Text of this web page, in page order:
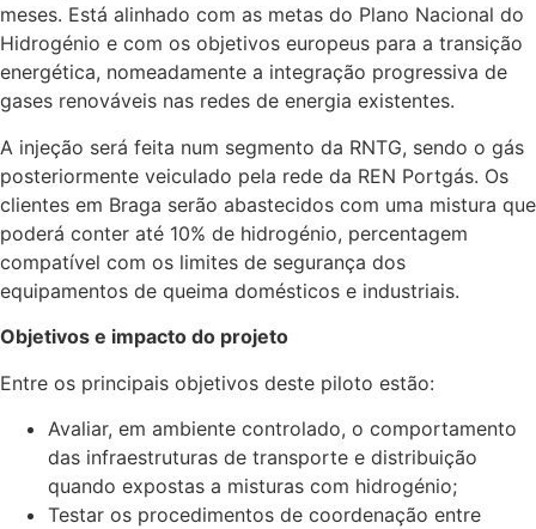
meses. Está alinhado com as metas do Plano Nacional do
Hidrogénio e com os objetivos europeus para a transição
energética, nomeadamente a integração progressiva de
gases renováveis nas redes de energia existentes.
A injeção será feita num segmento da RNTG, sendo o gás
posteriormente veiculado pela rede da REN Portgás. Os
clientes em Braga serão abastecidos com uma mistura que
poderá conter até 10% de hidrogénio, percentagem
compatível com os limites de segurança dos
equipamentos de queima domésticos e industriais.
Objetivos e impacto do projeto
Entre os principais objetivos deste piloto estão:
Avaliar, em ambiente controlado, o comportamento
das infraestruturas de transporte e distribuição
quando expostas a misturas com hidrogénio;
Testar os procedimentos de coordenação entre